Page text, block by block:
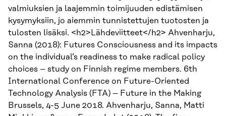
valmiuksien ja laajemmin toimijuuden edistämisen
kysymyksiin, jo aiemmin tunnistettujen tuotosten ja
tulosten lisäksi. <h2>Lähdeviitteet</h2> Ahvenharju,
Sanna (2018): Futures Consciousness and its impacts
on the individual’s readiness to make radical policy
choices – study on Finnish regime members. 6th
International Conference on Future-Oriented
Technology Analysis (FTA) – Future in the Making
Brussels, 4-5 June 2018. Ahvenharju, Sanna, Matti